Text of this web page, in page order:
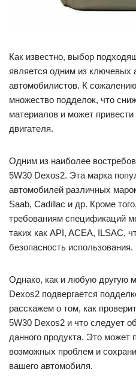
Как известно, выбор
является одним из ключевых
автомобилистов. К
множество подделок, что
материалов и может
двигателя.
Одним из наиболее
5W30 Dexos2. Эта марка
автомобилей различных
Saab, Cadillac и др. Кроме
требованиям спецификаций
таких как API, ACEA, ILSAC,
безопасность использования.
Однако, как и любую другую
Dexos2 подвергается
расскажем о том, как
5W30 Dexos2 и что следует
данного продукта. Это может
возможных проблем и
вашего автомобиля.